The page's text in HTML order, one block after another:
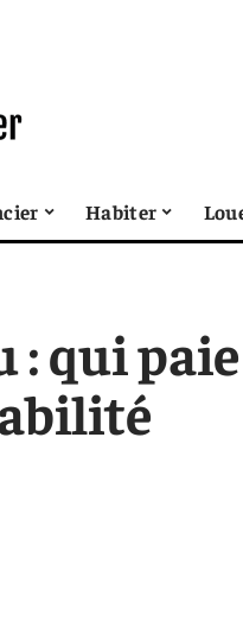
Habiter
qui